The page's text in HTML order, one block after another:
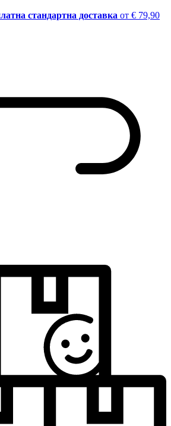
стандартна доставка от € 79,90